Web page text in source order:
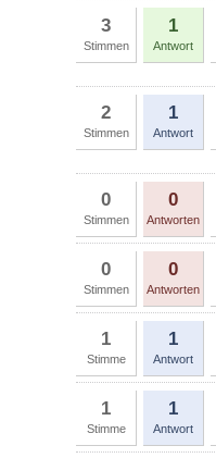
3
Stimmen
1
Antwort
2
Stimmen
1
Antwort
0
Stimmen
0
Antworten
0
Stimmen
0
Antworten
1
Stimme
1
Antwort
1
Stimme
1
Antwort